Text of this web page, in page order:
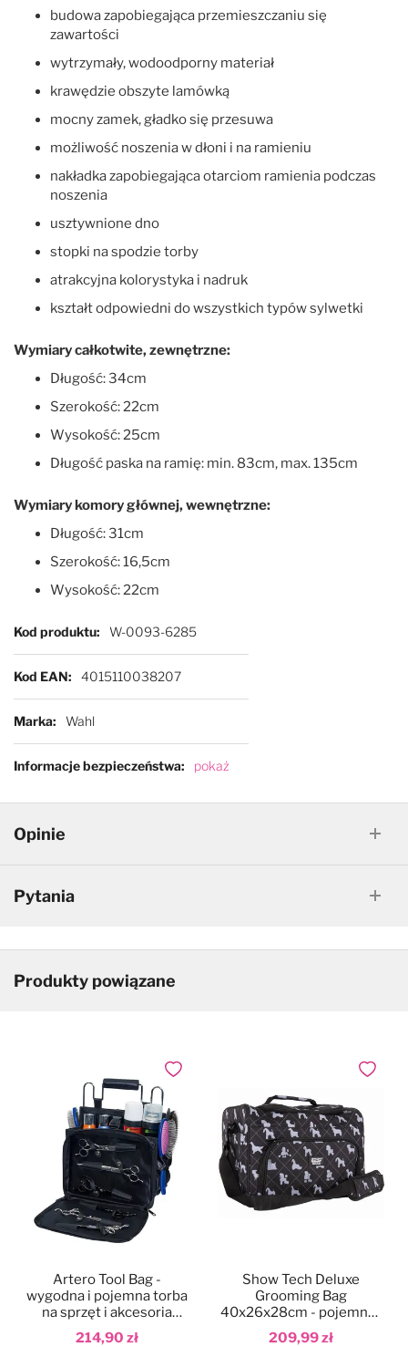
budowa zapobiegająca przemieszczaniu się
zawartości
wytrzymały, wodoodporny materiał
krawędzie obszyte lamówką
mocny zamek, gładko się przesuwa
możliwość noszenia w dłoni i na ramieniu
nakładka zapobiegająca otarciom ramienia podczas
noszenia
usztywnione dno
stopki na spodzie torby
atrakcyjna kolorystyka i nadruk
kształt odpowiedni do wszystkich typów sylwetki
Wymiary całkotwite, zewnętrzne:
Długość: 34cm
Szerokość: 22cm
Wysokość: 25cm
Długość paska na ramię: min. 83cm, max. 135cm
Wymiary komory głównej, wewnętrzne:
Długość: 31cm
Szerokość: 16,5cm
Wysokość: 22cm
Więcej informacji
Kod produktu W-0093-6285
Kod EAN 4015110038207
Marka Wahl
Informacje bezpieczeństwa pokaż
Opinie
Pytania
Produkty powiązane
214,90 zł
Artero Tool Bag -
wygodna i pojemna torba
na sprzęt i akcesoria
groomerskie
Dodaj do ulubionych
209,99 zł
Show Tech Deluxe
Grooming Bag
40x26x28cm - pojemna i
wygodna torba
Dodaj